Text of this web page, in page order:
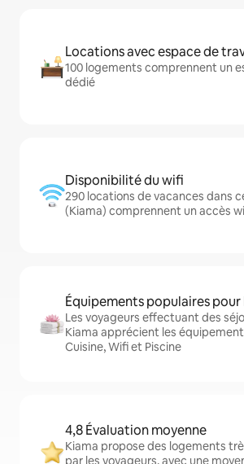
Locations avec espace de
100 logements comprennent un
dédié
Disponibilité du wifi
290 locations de vacances dans
(Kiama) comprennent un accès
Équipements populaires pour
Les voyageurs effectuant des
Kiama apprécient les
Cuisine, Wifi et Piscine
4,8 Évaluation moyenne
Kiama propose des logements
par les voyageurs, avec une